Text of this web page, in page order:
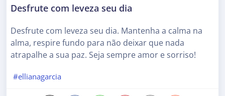
Desfrute com leveza seu dia
Desfrute com leveza seu dia. Mantenha a calma na
alma, respire fundo para não deixar que nada
atrapalhe a sua paz. Seja sempre amor e sorriso!
#ellianagarcia